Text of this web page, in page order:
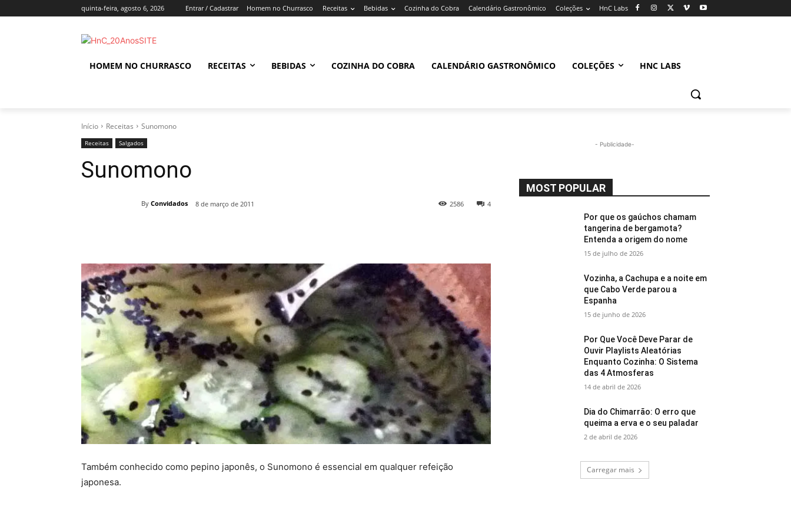
quinta-feira, agosto 6, 2026 Entrar / Cadastrar Homem no Churrasco Receitas Bebidas Cozinha do Cobra Calendário Gastronômico Coleções HnC Labs
HOMEM NO CHURRASCO RECEITAS BEBIDAS COZINHA DO COBRA CALENDÁRIO GASTRONÔMICO COLEÇÕES HNC LABS
Início Receitas Sunomono
Receitas Salgados
Sunomono
By Convidados 8 de março de 2011 4
2586
Também conhecido como pepino japonês, o Sunomono é essencial em qualquer refeição
japonesa.
- Publicidade-
MOST POPULAR
Por que os gaúchos chamam
tangerina de bergamota?
Entenda a origem do nome
15 de julho de 2026
Vozinha, a Cachupa e a noite em
que Cabo Verde parou a
Espanha
15 de junho de 2026
Por Que Você Deve Parar de
Ouvir Playlists Aleatórias
Enquanto Cozinha: O Sistema
das 4 Atmosferas
14 de abril de 2026
Dia do Chimarrão: O erro que
queima a erva e o seu paladar
2 de abril de 2026
Carregar mais